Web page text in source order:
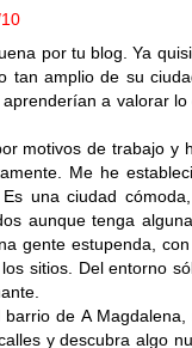
por tu blog. Ya
tan amplio de su
a valorar
motivos de trabajo y
Me he
una ciudad
aunque tenga
gente estupenda,
sitios. Del entorno
de A
y descubra algo